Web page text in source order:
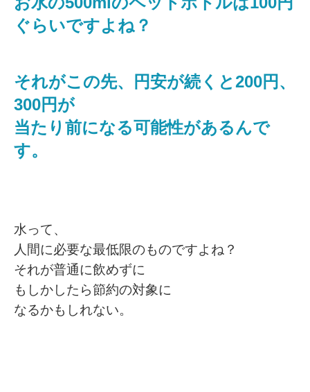
ぐらいですよね？
それがこの先、円安が続くと200円、
300円が
当たり前になる可能性があるんで
す。
水って、
人間に必要な最低限のものですよね？
それが普通に飲めずに
もしかしたら節約の対象に
なるかもしれない。